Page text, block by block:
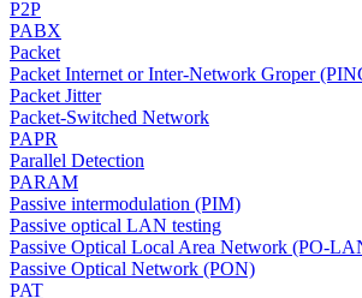
P2P
PABX
Packet
Packet Internet or Inter-Network Groper
Packet Jitter
Packet-Switched Network
PAPR
Parallel Detection
PARAM
Passive intermodulation (PIM)
Passive optical LAN testing
Passive Optical Local Area Network (PO-
Passive Optical Network (PON)
PAT